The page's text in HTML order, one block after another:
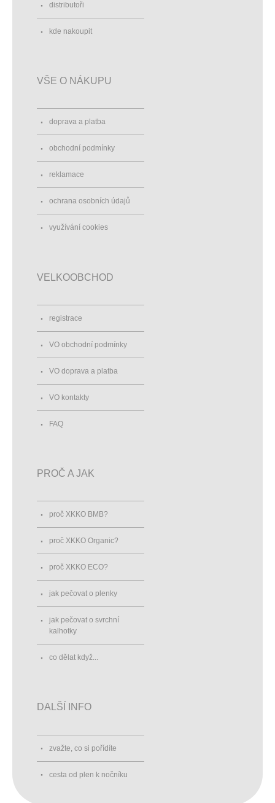
distributoři
kde nakoupit
VŠE O NÁKUPU
doprava a platba
obchodní podmínky
reklamace
ochrana osobních údajů
využívání cookies
VELKOOBCHOD
registrace
VO obchodní podmínky
VO doprava a platba
VO kontakty
FAQ
PROČ A JAK
proč XKKO BMB?
proč XKKO Organic?
proč XKKO ECO?
jak pečovat o plenky
jak pečovat o svrchní
kalhotky
co dělat když...
DALŠÍ INFO
zvažte, co si pořídíte
cesta od plen k nočníku